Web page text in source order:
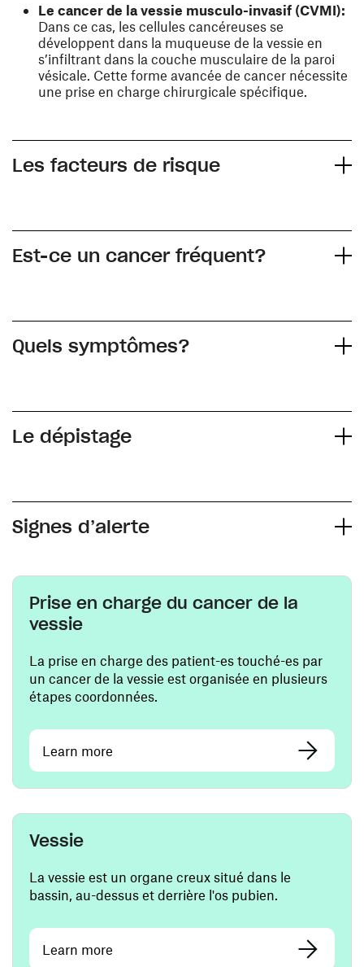
Le cancer de la vessie musculo-invasif (CVMI):
Dans ce cas, les cellules cancéreuses se
développent dans la muqueuse de la vessie en
s’infiltrant dans la couche musculaire de la paroi
vésicale. Cette forme avancée de cancer nécessite
une prise en charge chirurgicale spécifique.
Les facteurs de risque
Est-ce un cancer fréquent?
Quels symptômes?
Le dépistage
Signes d’alerte
Prise en charge du cancer de la
vessie
La prise en charge des patient-es touché-es par
un cancer de la vessie est organisée en plusieurs
étapes coordonnées.
Learn more
Vessie
La vessie est un organe creux situé dans le
bassin, au-dessus et derrière l'os pubien.
Learn more